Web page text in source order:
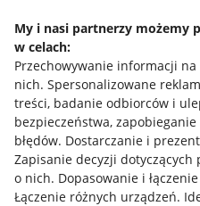
My i nasi partnerzy możemy
w celach:
Przechowywanie informacji
nich. Spersonalizowane
treści, badanie odbiorców i
bezpieczeństwa,
błędów. Dostarczanie i
Zapisanie decyzji
o nich. Dopasowanie i
Łączenie różnych urządzeń.
Allegro Gadane dla
Allegro Gadane dla
Mapa miejscowości
Informacje prawne
Regulamin